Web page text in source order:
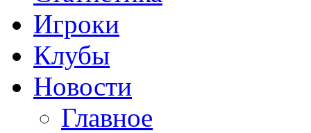
Игроки
Клубы
Новости
Главное